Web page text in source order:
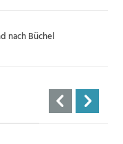
nach Büchel